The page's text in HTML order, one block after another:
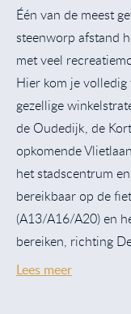
Één van de meest
steenworp afstand
met veel
Hier kom je
gezellige
de Oudedijk, de
opkomende
het stadscentrum
bereikbaar op de
(A13/A16/A20) en
bereiken, richting
Lees meer